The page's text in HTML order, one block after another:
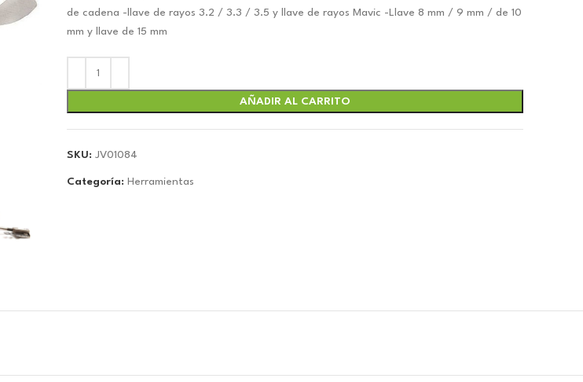
de cadena -llave de rayos 3.2 / 3.3 / 3.5 y llave de rayos Mavic -Llave 8 mm / 9 mm / de 10
mm y llave de 15 mm
AÑADIR AL CARRITO
SKU: JV01084
Categoría: Herramientas